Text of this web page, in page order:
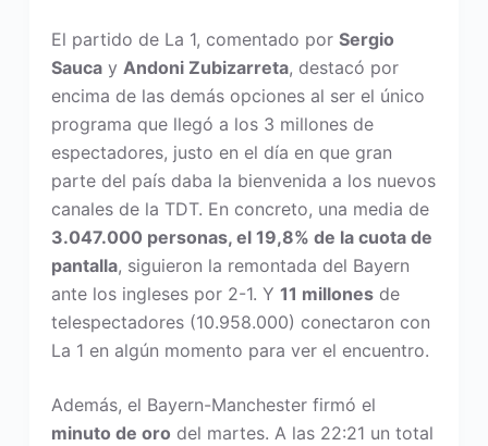
El partido de La 1, comentado por Sergio
Saucay Andoni Zubizarreta, destacó por
encima de las demás opciones al ser el único
programa que llegó a los 3 millones de
espectadores, justo en el día en que gran
parte del país daba la bienvenida a los nuevos
canales de la TDT. En concreto, una media de
3.047.000 personas, el 19,8% de la cuota de
pantalla, siguieron la remontada del Bayern
ante los ingleses por 2-1. Y 11 millonesde
telespectadores (10.958.000) conectaron con
La 1 en algún momento para ver el encuentro.
Además, el Bayern-Manchester firmó el
minuto de oro del martes. A las 22:21 un total